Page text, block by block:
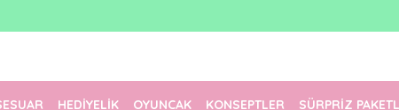
1500 TL Üzeri Ücretsiz Kargo
HEDİYELİK OYUNCAK KONSEPTLER SÜRPRİZ